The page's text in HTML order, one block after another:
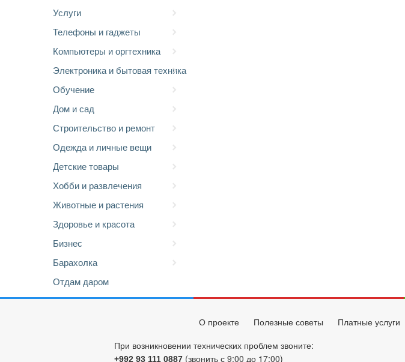
Услуги
Телефоны и гаджеты
Компьютеры и оргтехника
Электроника и бытовая техника
Обучение
Дом и сад
Строительство и ремонт
Одежда и личные вещи
Детские товары
Хобби и развлечения
Животные и растения
Здоровье и красота
Бизнес
Барахолка
Отдам даром
О проекте Полезные советы Платные услуги
При возникновении технических проблем звоните:
+992 93 111 0887 (звонить с 9:00 до 17:00)